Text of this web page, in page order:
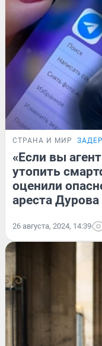
СТРАНА И МИР
«Если вы
утопить
оценили
ареста Дурова
26 августа, 2024, 14:39